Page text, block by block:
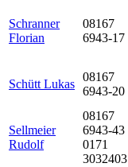
Schranner
Florian
08167
6943-17
Schütt Lukas
08167
6943-20
Sellmeier
Rudolf
08167
6943-43
0171
3032403